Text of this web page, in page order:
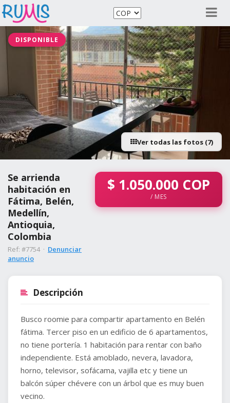
DISPONIBLE
Ver todas las fotos (7)
Se arrienda
habitación en
Fátima, Belén,
Medellín,
Antioquia,
Colombia
Ref: #7754 · Denunciar
anuncio
$ 1.050.000 COP
/ MES
Descripción
Busco roomie para compartir apartamento en Belén
fátima. Tercer piso en un edificio de 6 apartamentos,
no tiene portería. 1 habitación para rentar con baño
independiente. Está amoblado, nevera, lavadora,
horno, televisor, sofácama, vajilla etc y tiene un
balcón súper chévere con un árbol que es muy buen
vecino.